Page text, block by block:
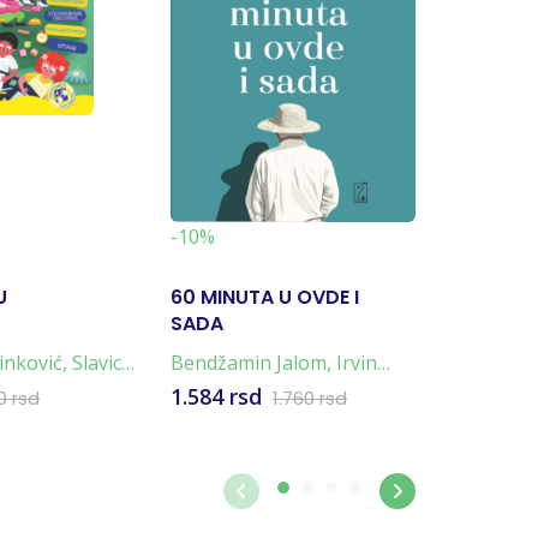
, Slavica
rsd
-10%
60 MINUTA U OVDE I
SADA
Bendžamin Jalom, Irvin
Jalom
1.584 rsd 1.760 rsd